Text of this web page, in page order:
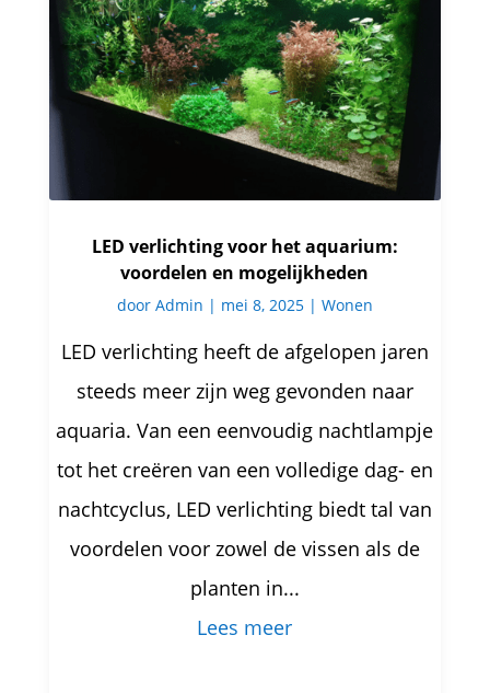
LED verlichting voor het aquarium:
voordelen en mogelijkheden
door Admin | mei 8, 2025| Wonen
LED verlichting heeft de afgelopen jaren
steeds meer zijn weg gevonden naar
aquaria. Van een eenvoudig nachtlampje
tot het creëren van een volledige dag- en
nachtcyclus, LED verlichting biedt tal van
voordelen voor zowel de vissen als de
planten in...
Lees meer